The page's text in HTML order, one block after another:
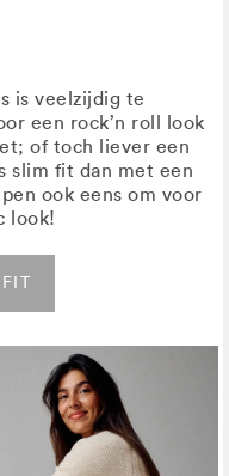
is veelzijdig te
een rock’n roll look
of toch liever een
slim fit dan met een
ook eens om voor
look!